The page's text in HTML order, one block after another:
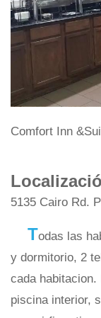
Comfort Inn
5135 Cairo Rd.
Todas las
y dormitorio, 2
cada
piscina interior,